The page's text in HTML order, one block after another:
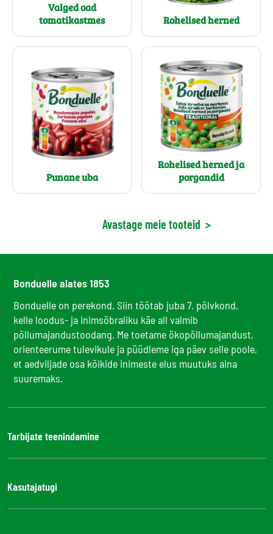
Valged oad
tomatikastmes
Rohelised herned
Punane uba
Rohelised herned ja
porgandid
Avastage meie tooteid >
Bonduelle alates 1853
Bonduelle on perekond. Siin töötab juba 7. põlvkond,
kelle loodus- ja inimsõbraliku käe all valmib
põllumajandustoodang. Me toetame ökopõllumajandust,
orienteerume tulevikule ja püüdleme iga päev selle poole,
et aedviljade osa kõikide inimeste elus muutuks aina
suuremaks.
Tarbijate teenindamine
Bonduelle Food Service
Kasutajatugi
Kontaktid